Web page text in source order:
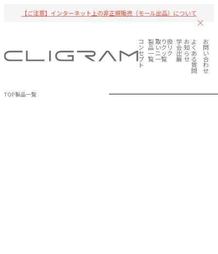
【ご注意】インターネット上の非正規販売（モール出品）について
コ
ン
セ
プ
ト
製
品
一
覧
取り扱
いクリ
ニック
一覧
学
会
出
展
お
知
ら
せ
よ
く
あ
る
質
問
お
問
い
合
わ
せ
TOP製品一覧